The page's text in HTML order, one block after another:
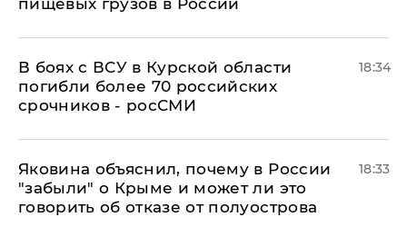
пищевых грузов в России
В боях с ВСУ в Курской области
погибли более 70 российских
срочников - росСМИ
18:34
Яковина объяснил, почему в России
"забыли" о Крыме и может ли это
говорить об отказе от полуострова
18:33